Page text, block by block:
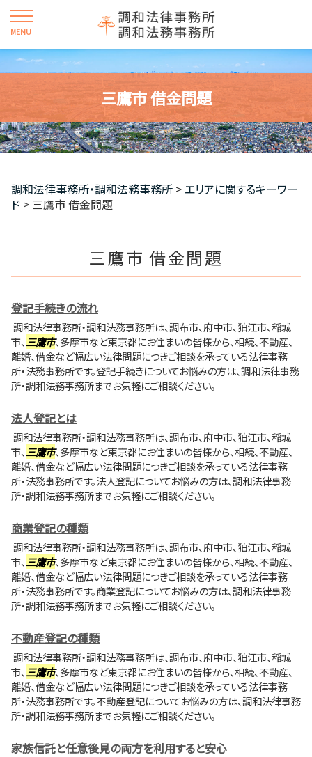
三鷹市 借金問題
調和法律事務所・調和法務事務所 > エリアに関するキーワー
ド > 三鷹市 借金問題
三鷹市 借金問題
登記手続きの流れ
調和法律事務所・調和法務事務所は、調布市、府中市、狛江市、稲城
市、三鷹市、多摩市など東京都にお住まいの皆様から、相続、不動産、
離婚、借金など幅広い法律問題につきご相談を承っている法律事務
所・法務事務所です。登記手続きについてお悩みの方は、調和法律事務
所・調和法務事務所までお気軽にご相談ください。
法人登記とは
調和法律事務所・調和法務事務所は、調布市、府中市、狛江市、稲城
市、三鷹市、多摩市など東京都にお住まいの皆様から、相続、不動産、
離婚、借金など幅広い法律問題につきご相談を承っている法律事務
所・法務事務所です。法人登記についてお悩みの方は、調和法律事務
所・調和法務事務所までお気軽にご相談ください。
商業登記の種類
調和法律事務所・調和法務事務所は、調布市、府中市、狛江市、稲城
市、三鷹市、多摩市など東京都にお住まいの皆様から、相続、不動産、
離婚、借金など幅広い法律問題につきご相談を承っている法律事務
所・法務事務所です。商業登記についてお悩みの方は、調和法律事務
所・調和法務事務所までお気軽にご相談ください。
不動産登記の種類
調和法律事務所・調和法務事務所は、調布市、府中市、狛江市、稲城
市、三鷹市、多摩市など東京都にお住まいの皆様から、相続、不動産、
離婚、借金など幅広い法律問題につきご相談を承っている法律事務
所・法務事務所です。不動産登記についてお悩みの方は、調和法律事務
所・調和法務事務所までお気軽にご相談ください。
家族信託と任意後見の両方を利用すると安心